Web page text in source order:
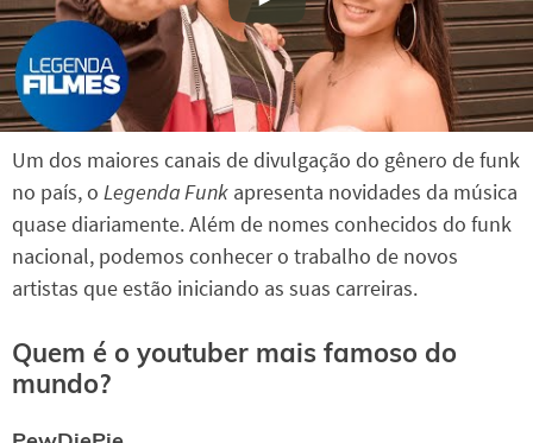
Um dos maiores canais de divulgação do gênero de funk
no país, o Legenda Funk apresenta novidades da música
quase diariamente. Além de nomes conhecidos do funk
nacional, podemos conhecer o trabalho de novos
artistas que estão iniciando as suas carreiras.
Quem é o youtuber mais famoso do
mundo?